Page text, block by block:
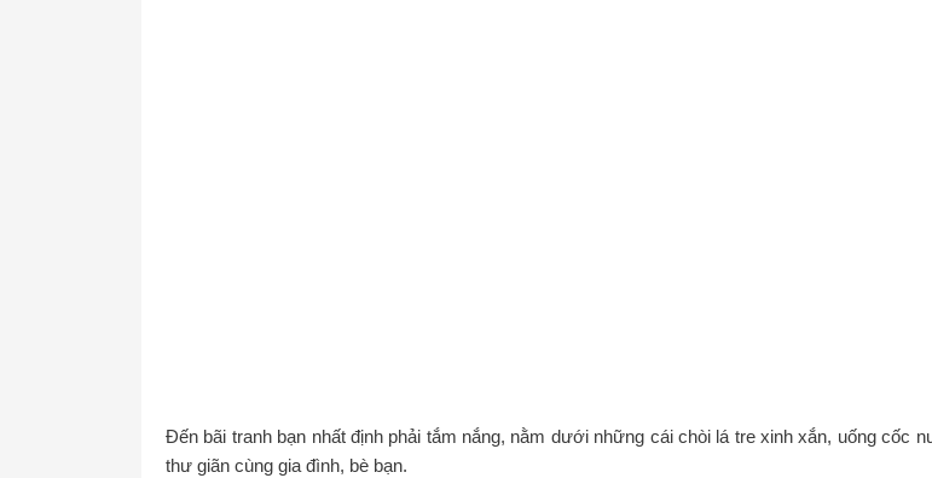
Đến bãi tranh bạn nhất định phải tắm nắng, nằm dưới những cái chòi lá tre xinh xắn, uống cốc
thư giãn cùng gia đình, bè bạn.